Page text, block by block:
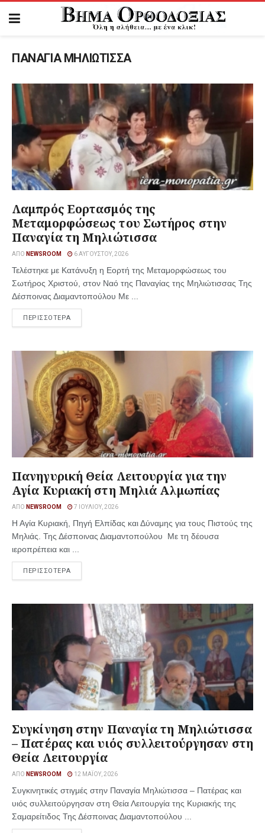
ΠΑΝΑΓΙΑ ΜΗΛΙΩΤΙΣΣΑ
Λαμπρός Εορτασμός της
Μεταμορφώσεως του Σωτήρος στην
Παναγία τη Μηλιώτισσα
ΑΠΌ NEWSROOM 6 ΑΥΓΟΎΣΤΟΥ, 2026
Τελέστηκε με Κατάνυξη η Εορτή της Μεταμορφώσεως του
Σωτήρος Χριστού, στον Ναό της Παναγίας της Μηλιώτισσας Της
Δέσποινας Διαμαντοπούλου Με ...
ΠΕΡΙΣΣΟΤΕΡΑ
Πανηγυρική Θεία Λειτουργία για την
Αγία Κυριακή στη Μηλιά Αλμωπίας
ΑΠΌ NEWSROOM 7 ΙΟΥΛΊΟΥ, 2026
Η Αγία Κυριακή, Πηγή Ελπίδας και Δύναμης για τους Πιστούς της
Μηλιάς. Της Δέσποινας Διαμαντοπούλου Με τη δέουσα
ιεροπρέπεια και ...
ΠΕΡΙΣΣΟΤΕΡΑ
Συγκίνηση στην Παναγία τη Μηλιώτισσα
– Πατέρας και υιός συλλειτούργησαν στη
Θεία Λειτουργία
ΑΠΌ NEWSROOM 12 ΜΑΪ́ΟΥ, 2026
Συγκινητικές στιγμές στην Παναγία Μηλιώτισσα – Πατέρας και
υιός συλλειτούργησαν στη Θεία Λειτουργία της Κυριακής της
Σαμαρείτιδος Της Δέσποινας Διαμαντοπούλου ...